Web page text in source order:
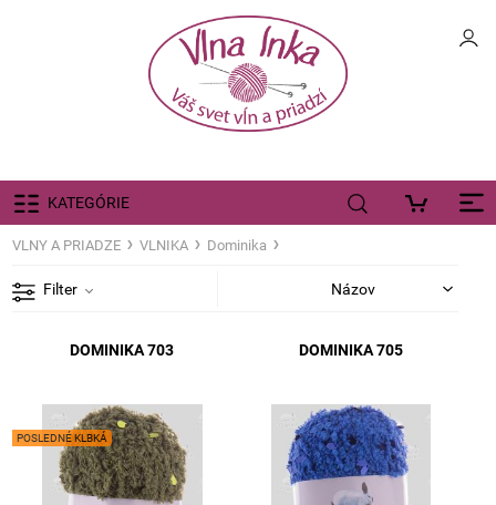
KATEGÓRIE
VLNY A PRIADZE VLNIKA Dominika
Filter
DOMINIKA 703
POSLEDNÉ KLBKÁ
DOMINIKA 705